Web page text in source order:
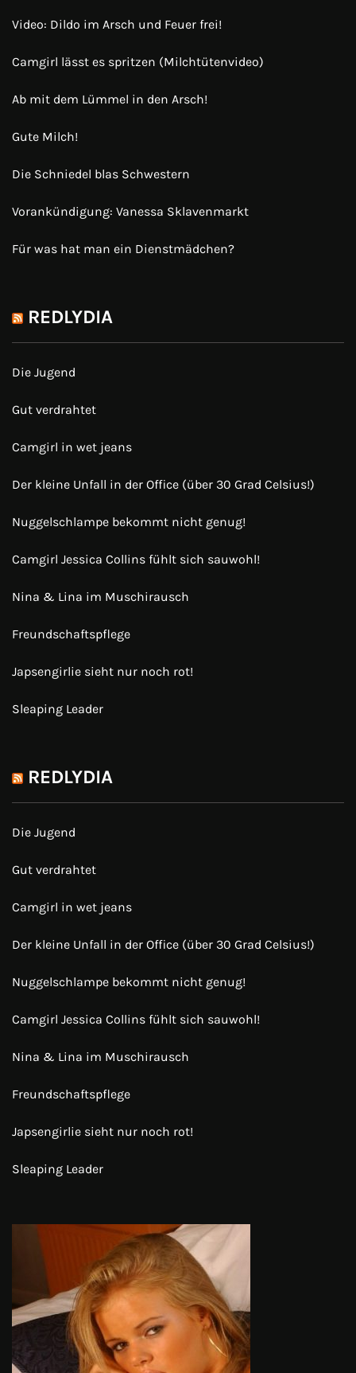
Video: Dildo im Arsch und Feuer frei!
Camgirl lässt es spritzen (Milchtütenvideo)
Ab mit dem Lümmel in den Arsch!
Gute Milch!
Die Schniedel blas Schwestern
Vorankündigung: Vanessa Sklavenmarkt
Für was hat man ein Dienstmädchen?
REDLYDIA
Die Jugend
Gut verdrahtet
Camgirl in wet jeans
Der kleine Unfall in der Office (über 30 Grad Celsius!)
Nuggelschlampe bekommt nicht genug!
Camgirl Jessica Collins fühlt sich sauwohl!
Nina & Lina im Muschirausch
Freundschaftspflege
Japsengirlie sieht nur noch rot!
Sleaping Leader
REDLYDIA
Die Jugend
Gut verdrahtet
Camgirl in wet jeans
Der kleine Unfall in der Office (über 30 Grad Celsius!)
Nuggelschlampe bekommt nicht genug!
Camgirl Jessica Collins fühlt sich sauwohl!
Nina & Lina im Muschirausch
Freundschaftspflege
Japsengirlie sieht nur noch rot!
Sleaping Leader